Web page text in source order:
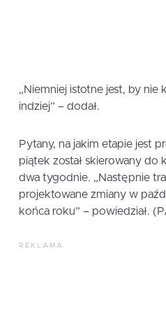
„Niemniej istotne jest, by nie
indziej” – dodał.
Pytany, na jakim etapie jest
piątek został skierowany
dwa tygodnie. „Następnie
projektowane zmiany w
końca roku” – powiedział.
REKLAMA